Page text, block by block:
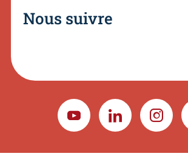
Nous suivre
YOUTUBELINKEDIN